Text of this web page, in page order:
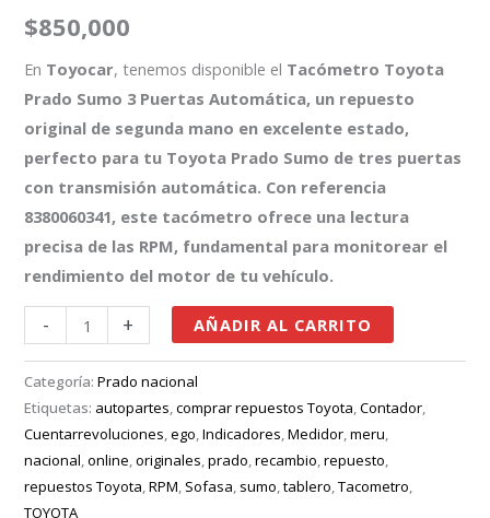
$850,000
En Toyocar, tenemos disponible el Tacómetro Toyota
Prado Sumo 3 Puertas Automática, un repuesto
original de segunda mano en excelente estado,
perfecto para tu Toyota Prado Sumo de tres puertas
con transmisión automática. Con referencia
8380060341, este tacómetro ofrece una lectura
precisa de las RPM, fundamental para monitorear el
rendimiento del motor de tu vehículo.
- + AÑADIR AL CARRITO
Categoría:Prado nacional
Etiquetas: autopartes,comprar repuestos Toyota,Contador,
Cuentarrevoluciones,ego,Indicadores,Medidor,meru,
nacional,online,originales,prado,recambio,repuesto,
repuestos Toyota,RPM, Sofasa, sumo,tablero,Tacometro,
TOYOTA